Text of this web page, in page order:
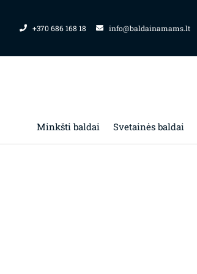
+370 686 168 18 info@baldainamams.lt
Minkšti baldai Svetainės baldai